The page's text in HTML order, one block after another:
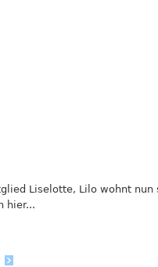
Liselotte, Lilo wohnt nun
hier...